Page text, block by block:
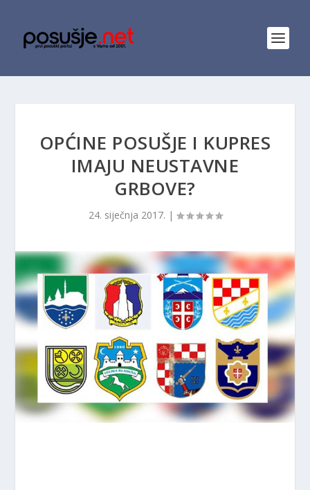
OPĆINE POSUŠJE I KUPRES
IMAJU NEUSTAVNE
GRBOVE?
24. siječnja 2017. |